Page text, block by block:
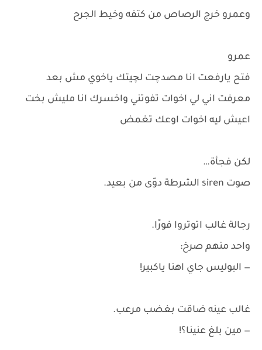
وعمرو خرج الرصاص من كتفه وخيط الجرح
عمرو
فتح يارفعت انا مصدچت لچيتك ياخوي مش بعد
معرفت اني لي اخوات تفوتني واخسرك انا مليش بخت
اعيش ليه اخوات اوعك تغمض
لكن فجأة…
صوت siren الشرطة دوّى من بعيد.
رجالة غالب اتوتروا فورًا.
واحد منهم صرخ:
— البوليس جاي اهنا ياكبير!
غالب عينه ضاقت بغضب مرعب.
— مين بلغ عنينا؟!